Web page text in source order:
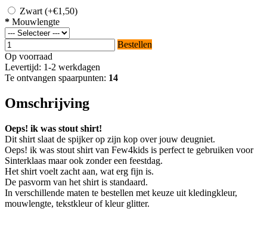
Zwart (+€1,50)
* Mouwlengte
Bestellen
Op voorraad
Levertijd: 1-2 werkdagen
Te ontvangen spaarpunten: 14
Omschrijving
Oeps! ik was stout shirt!
Dit shirt slaat de spijker op zijn kop over jouw deugniet.
Oeps! ik was stout shirt van Few4kids is perfect te gebruiken voor
Sinterklaas maar ook zonder een feestdag.
Het shirt voelt zacht aan, wat erg fijn is.
De pasvorm van het shirt is standaard.
In verschillende maten te bestellen met keuze uit kledingkleur,
mouwlengte, tekstkleur of kleur glitter.